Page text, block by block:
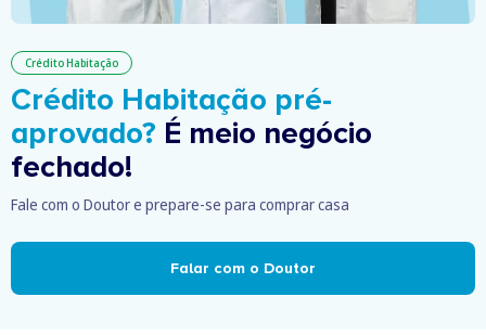
Crédito Habitação
Crédito Habitação pré-
aprovado? É meio negócio
fechado!
Fale com o Doutor e prepare-se para comprar casa
Falar com o Doutor